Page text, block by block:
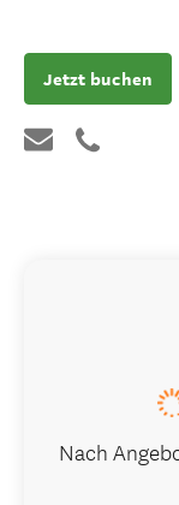
Jetzt buchen
Nach